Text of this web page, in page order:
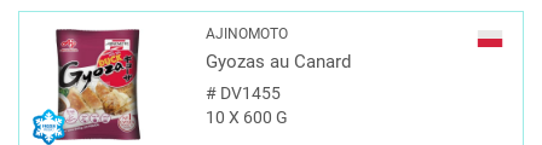
AJINOMOTO
Gyozas au Canard
#DV1455
10 X 600 G